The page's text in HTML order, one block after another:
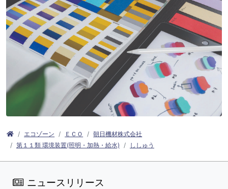
エコゾーン ＥＣＯ
朝日機材株式会社
第１１類 環境装置(照明・加熱・給水)
ししゅう
ニュースリリース